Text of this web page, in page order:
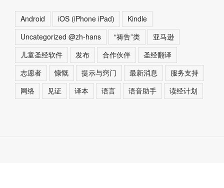
Android iOS (iPhone iPad)
Kindle
Uncategorized @zh-hans
“祷告”类
亚马逊
儿童圣经软件
发布 合作伙伴
圣经翻译
志愿者
慷慨 提示与窍门 最新消息
服务支持
网络
见证 译本 语言 语音助手 读经计划